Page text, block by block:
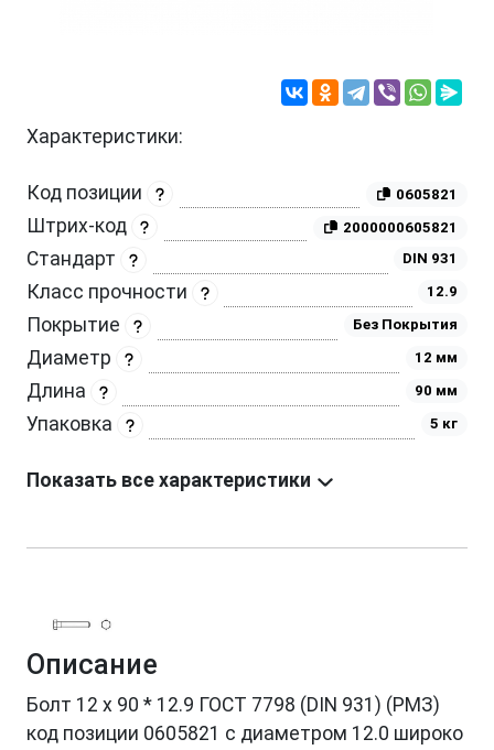
Характеристики:
Код позиции 0605821
Штрих-код 2000000605821
Стандарт DIN 931
Класс прочности 12.9
Покрытие Без Покрытия
Диаметр 12 мм
Длина 90 мм
Упаковка 5 кг
Показать все характеристики
Описание
Болт 12 х 90 * 12.9 ГОСТ 7798 (DIN 931) (РМЗ)
код позиции 0605821 с диаметром 12.0 широко